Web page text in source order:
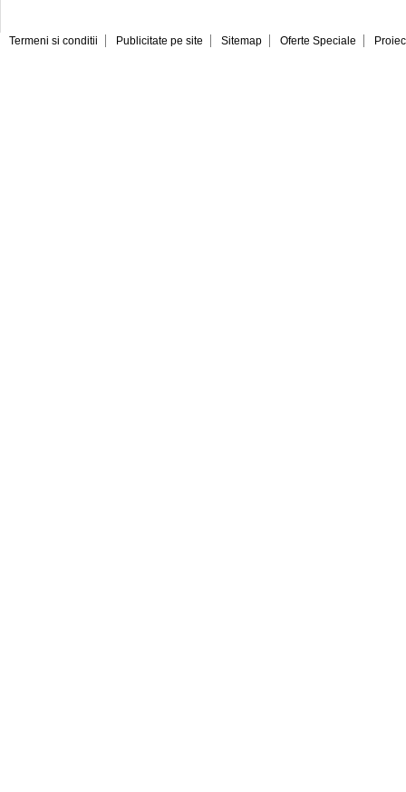
Termeni si conditii Publicitate pe site Sitemap Oferte Speciale